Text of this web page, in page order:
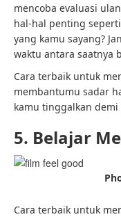
mencoba evaluasi
hal-hal penting
yang kamu sayang?
waktu antara saatnya
Cara terbaik untuk
membantumu sadar
kamu tinggalkan
5. Belajar
Cara terbaik untuk